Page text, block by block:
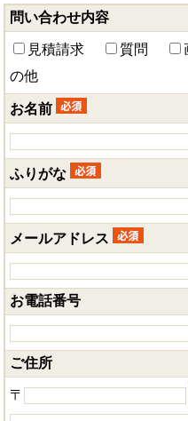
問い合わせ内容
見積請求 質問
の他
お名前
ふりがな
メールアドレス
お電話番号
ご住所
〒